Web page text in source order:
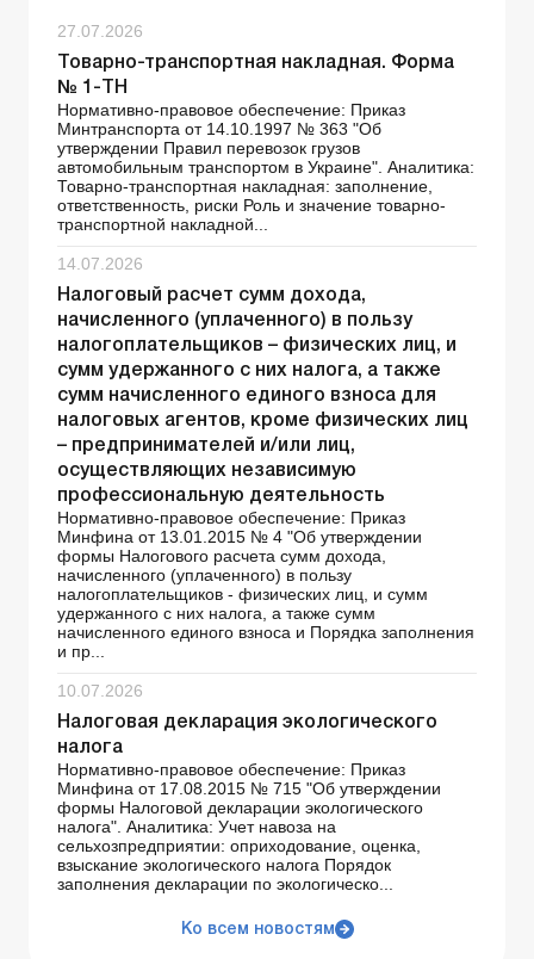
27.07.2026
Товарно-транспортная накладная. Форма
№ 1-ТН
Нормативно-правовое обеспечение: Приказ
Минтранспорта от 14.10.1997 № 363 "Об
утверждении Правил перевозок грузов
автомобильным транспортом в Украине". Аналитика:
Товарно-транспортная накладная: заполнение,
ответственность, риски Роль и значение товарно-
транспортной накладной...
14.07.2026
Налоговый расчет сумм дохода,
начисленного (уплаченного) в пользу
налогоплательщиков – физических лиц, и
сумм удержанного с них налога, а также
сумм начисленного единого взноса для
налоговых агентов, кроме физических лиц
– предпринимателей и/или лиц,
осуществляющих независимую
профессиональную деятельность
Нормативно-правовое обеспечение: Приказ
Минфина от 13.01.2015 № 4 "Об утверждении
формы Налогового расчета сумм дохода,
начисленного (уплаченного) в пользу
налогоплательщиков - физических лиц, и сумм
удержанного с них налога, а также сумм
начисленного единого взноса и Порядка заполнения
и пр...
10.07.2026
Налоговая декларация экологического
налога
Нормативно-правовое обеспечение: Приказ
Минфина от 17.08.2015 № 715 "Об утверждении
формы Налоговой декларации экологического
налога". Аналитика: Учет навоза на
сельхозпредприятии: оприходование, оценка,
взыскание экологического налога Порядок
заполнения декларации по экологическо...
Ко всем новостям